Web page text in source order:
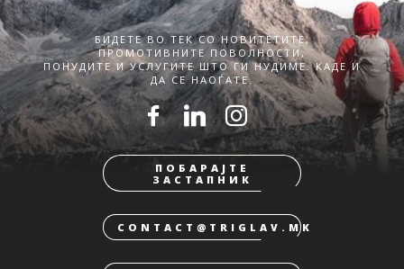
БИДЕТЕ ВО ТЕК СО НОВИТЕТИТЕ,
ПРОМОТИВНИТЕ ПОВОЛНОСТИ,
ПОНУДИТЕ И УСЛУГИТЕ ШТО ГИ НУДИМЕ. КАДЕ И
ДА СЕ НАОЃАТЕ.
ПОБАРАЈТЕ
ЗАСТАПНИК
CONTACT@TRIGLAV.MK